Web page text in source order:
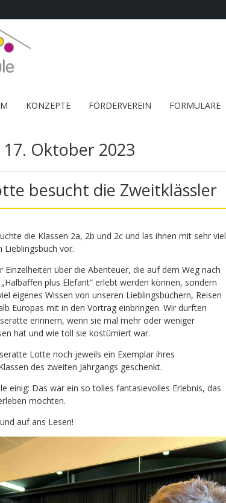
KONZEPTE FÖRDERVEREIN FORMULARE
17. Oktober 2023
besucht die Zweitklässler
die Klassen 2a, 2b und 2c und las ihnen mit sehr viel
Lieblingsbuch vor.
Einzelheiten über die Abenteuer, die auf dem Weg nach
plus Elefant“ erlebt werden können, sondern
eigenes Wissen von unseren Lieblingsbüchern, Reisen
Europas mit in den Vortrag einbringen. Wir durften
erinnern, wenn sie mal mehr oder weniger
hat und wie toll sie kostümiert war.
Lotte noch jeweils ein Exemplar ihres
des zweiten Jahrgangs geschenkt.
einig: Das war ein so tolles fantasievolles Erlebnis, das
möchten.
auf ans Lesen!